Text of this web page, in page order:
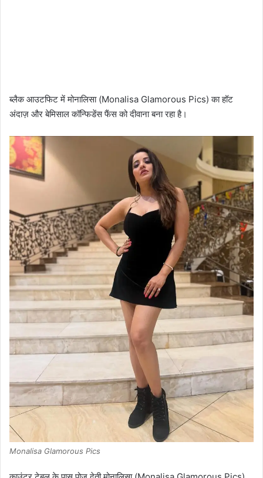
ब्लैक आउटफिट में मोनालिसा (Monalisa Glamorous Pics) का हॉट
अंदाज़ और बेमिसाल कॉन्फिडेंस फैंस को दीवाना बना रहा है।
Monalisa Glamorous Pics